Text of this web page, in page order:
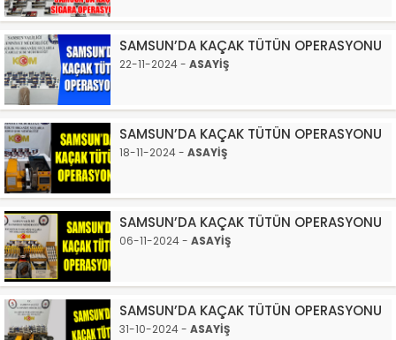
SAMSUN’DA KAÇAK TÜTÜN OPERASYONU
22-11-2024 - ASAYİŞ
SAMSUN’DA KAÇAK TÜTÜN OPERASYONU
18-11-2024 - ASAYİŞ
SAMSUN’DA KAÇAK TÜTÜN OPERASYONU
06-11-2024 - ASAYİŞ
SAMSUN’DA KAÇAK TÜTÜN OPERASYONU
31-10-2024 - ASAYİŞ